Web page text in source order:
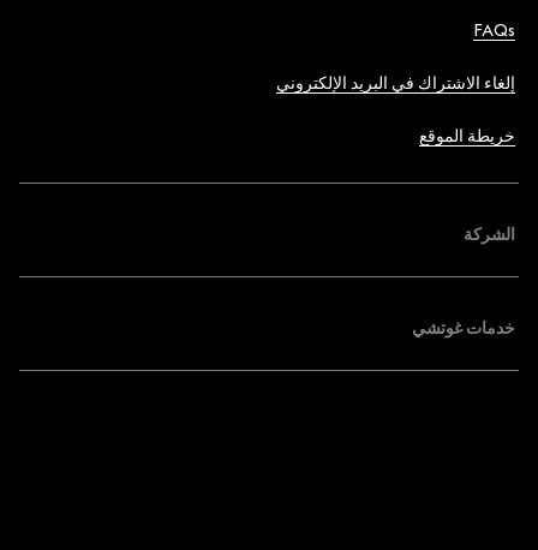
FAQs
إلغاء الاشتراك في البريد الإلكتروني
خريطة الموقع
الشركة
خدمات غوتشي